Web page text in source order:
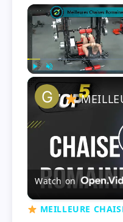
MEILLEURE CHAISE ROMAINE
Watch on
MEILLEURE